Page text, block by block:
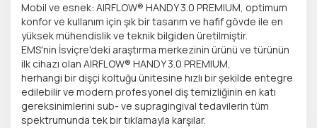
Mobil ve esnek: AIRFLOW® HANDY 3.0 PREMIUM, optimum
konfor ve kullanım için şık bir tasarım ve hafif gövde ile en
yüksek mühendislik ve teknik bilgiden üretilmiştir.
EMS'nin İsviçre'deki araştırma merkezinin ürünü ve türünün
ilk cihazı olan AIRFLOW® HANDY 3.0 PREMIUM,
herhangi bir dişçi koltuğu ünitesine hızlı bir şekilde entegre
edilebilir ve modern profesyonel diş temizliğinin en katı
gereksinimlerini sub- ve supragingival tedavilerin tüm
spektrumunda tek bir tıklamayla karşılar.